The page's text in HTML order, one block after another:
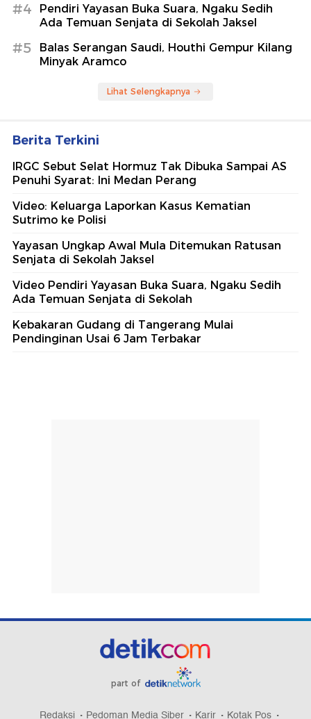
#4
Pendiri Yayasan Buka Suara, Ngaku Sedih
Ada Temuan Senjata di Sekolah Jaksel
#5
Balas Serangan Saudi, Houthi Gempur Kilang
Minyak Aramco
Lihat Selengkapnya
Berita Terkini
IRGC Sebut Selat Hormuz Tak Dibuka Sampai AS
Penuhi Syarat: Ini Medan Perang
Video: Keluarga Laporkan Kasus Kematian
Sutrimo ke Polisi
Yayasan Ungkap Awal Mula Ditemukan Ratusan
Senjata di Sekolah Jaksel
Video Pendiri Yayasan Buka Suara, Ngaku Sedih
Ada Temuan Senjata di Sekolah
Kebakaran Gudang di Tangerang Mulai
Pendinginan Usai 6 Jam Terbakar
part of
Redaksi Pedoman Media Siber Karir Kotak Pos